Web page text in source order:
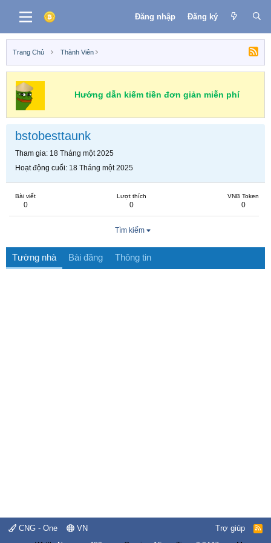
Đăng nhập Đăng ký
Trang Chủ Thành Viên
Hướng dẫn kiếm tiền đơn giản miễn phí
bstobesttaunk
Tham gia 18 Tháng một 2025
Hoạt động cuối 18 Tháng một 2025
Bài viết
0
Lượt thích
0
VNB Token
0
Tìm kiếm
Tường nhà Bài đăng Thông tin
CNG - One VN Trợ giúp
R